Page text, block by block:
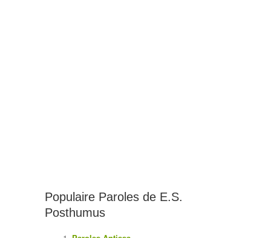
Populaire Paroles de E.S.
Posthumus